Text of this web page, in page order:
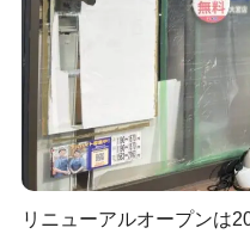
リニューアルオープンは